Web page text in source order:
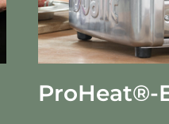
ProHeat®-